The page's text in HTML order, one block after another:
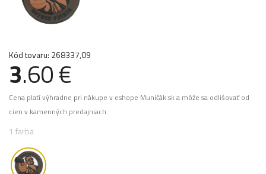
Kód tovaru: 268337,09
3.60 €
Cena platí výhradne pri nákupe v eshope Muničák.sk a môže sa odlišovať od
cien v kamenných predajniach.
1 farba